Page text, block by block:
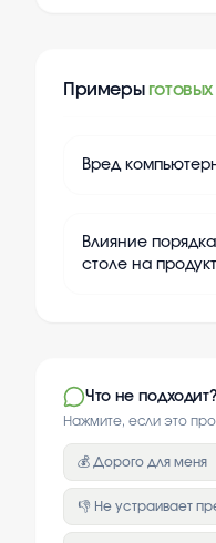
Примеры
Вред
Влияние
столе на
Что не подходит?
Нажмите, если это
💰 Дорого для меня
👎 Не устраивает